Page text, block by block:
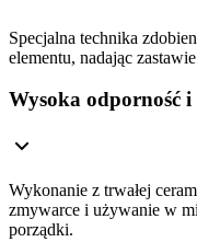
Specjalna technika
elementu, nadając
Wysoka odporność
Wykonanie z trwałej
zmywarce i używanie w
porządki.